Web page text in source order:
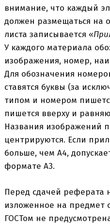
внимание, что каждый
должен размещаться на
листа записывается «
У каждого материала
изображения, номер,
Для обозначения
ставятся буквы (за
типом и номером
пишется вверху и
Названия изображений
центрируются. Если
больше, чем А4,
формате А3.
Перед сдачей реферата
изложенное на предмет
ГОСТом не